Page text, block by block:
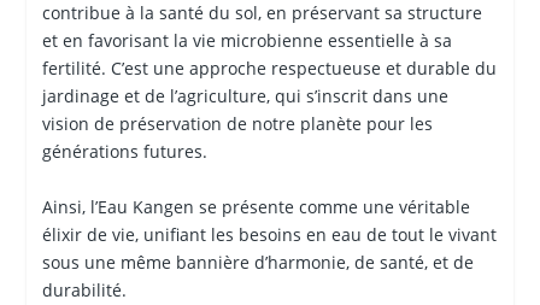
contribue à la santé du sol, en préservant sa structure
et en favorisant la vie microbienne essentielle à sa
fertilité. C’est une approche respectueuse et durable du
jardinage et de l’agriculture, qui s’inscrit dans une
vision de préservation de notre planète pour les
générations futures.
Ainsi, l’Eau Kangen se présente comme une véritable
élixir de vie, unifiant les besoins en eau de tout le vivant
sous une même bannière d’harmonie, de santé, et de
durabilité.